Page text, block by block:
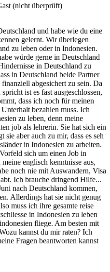
(nicht überprüft)
und habe wie du eine
gelernt. Wir überlegen
zu leben oder in Indonesien.
würde gerne in Deutschland
in Deutschland zu
in Deutschland beide Partner
abgesichert zu sein. Da
ist es fast ausgeschlossen,
dass ich noch für meinen
bezahlen muss. Ich
zu leben, denn meine
job als lehrerin. Sie hat sich ein
sie aber auch zu mir, dass es seh
in Indonesien zu arbeiten.
sich um einen Job in
englisch kenntnisse aus,
noch nie mit Auswandern, Visa
Ich brauche dringend Hilfe...
nach Deutschland kommen,
Allerdings hat sie nicht genug
muss ich ihre gesamte reise
in Indonesien zu leben
fliege. Am besten mit
kannst du mir raten? Ich
Fragen beantworten kannst